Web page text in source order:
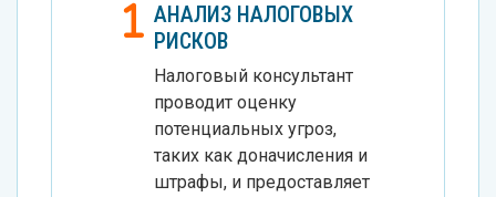
АНАЛИЗ НАЛОГОВЫХ
РИСКОВ
Налоговый консультант
проводит оценку
потенциальных угроз,
таких как доначисления и
штрафы, и предоставляет